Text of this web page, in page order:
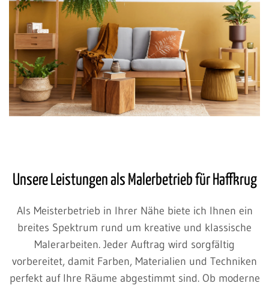
Unsere Leistungen als Malerbetrieb für Haffkrug
Als Meisterbetrieb in Ihrer Nähe biete ich Ihnen ein
breites Spektrum rund um kreative und klassische
Malerarbeiten. Jeder Auftrag wird sorgfältig
vorbereitet, damit Farben, Materialien und Techniken
perfekt auf Ihre Räume abgestimmt sind. Ob moderne